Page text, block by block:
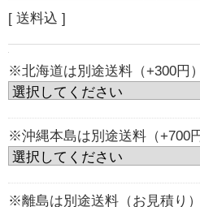
[ 送料込 ]
※北海道は別途送料（+300円
※沖縄本島は別途送料（+700
※離島は別途送料（お見積り